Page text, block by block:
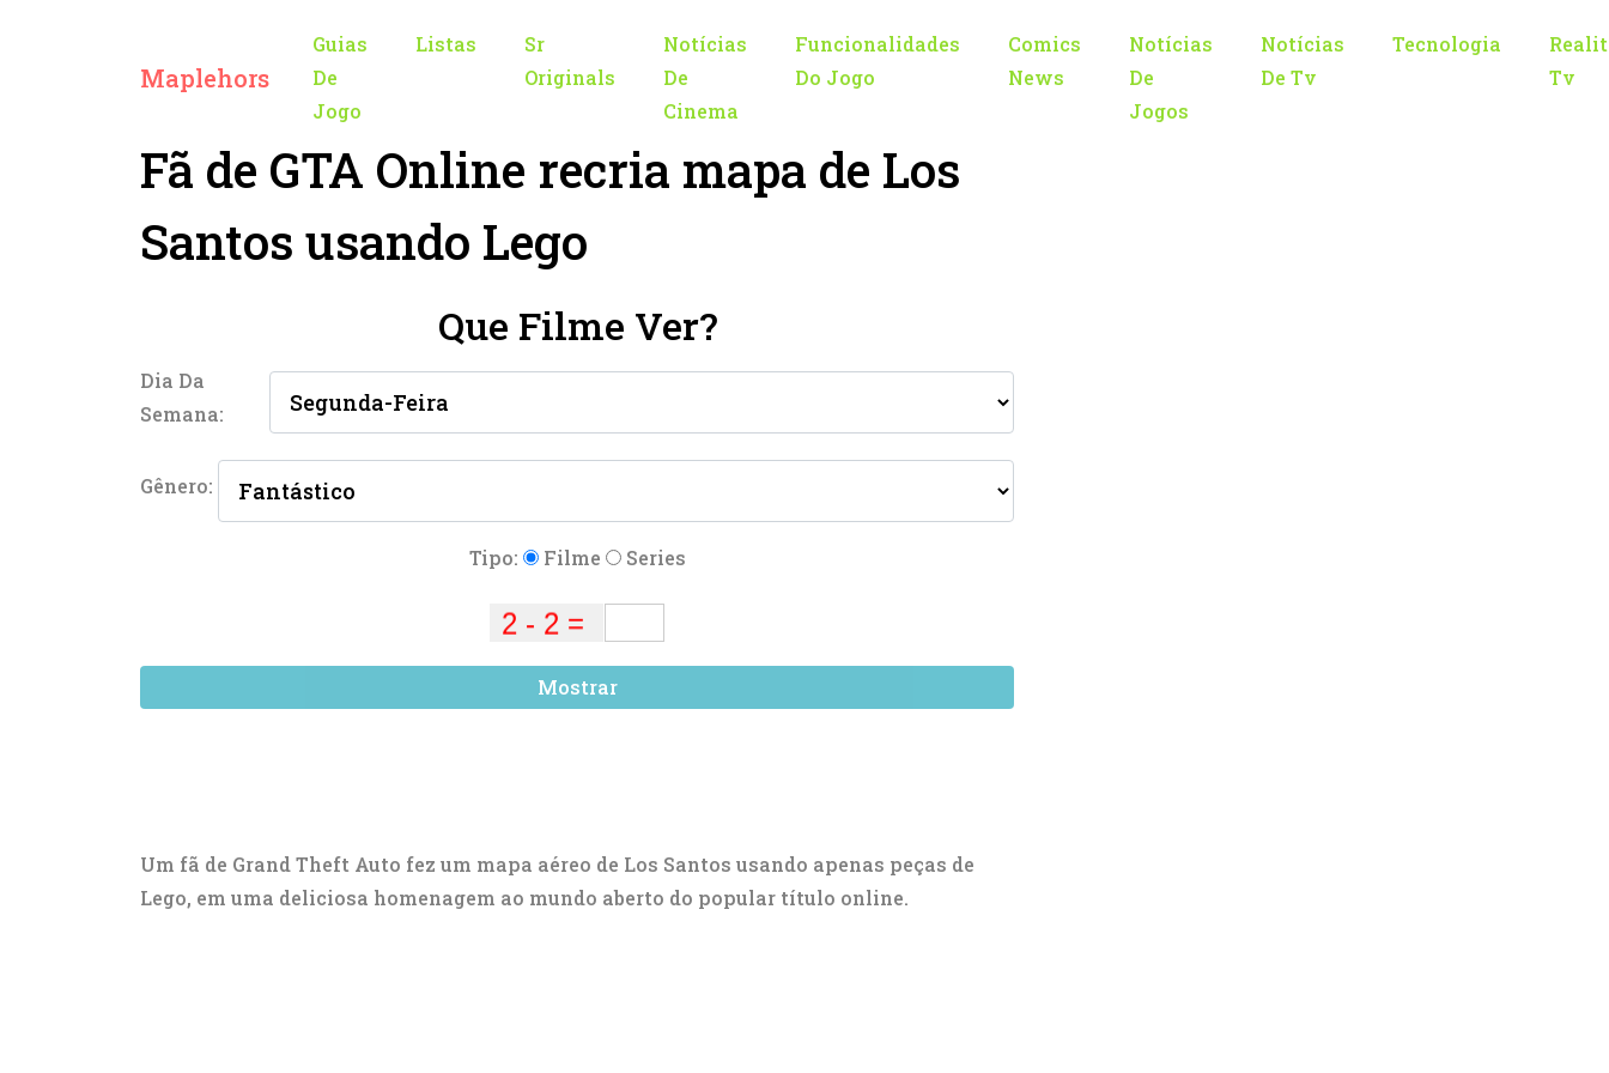
Maplehors
Guias
De
Jogo
Listas
Sr
Originals
Notícias
De
Cinema
Funcionalidades
Do Jogo
Comics
News
Notícias
De
Jogos
Notícias
De Tv
Tecnologia
Tv
Fã de GTA Online recria mapa de Los
Santos usando Lego
Que Filme Ver?
Dia Da
Semana:
Gênero:
Tipo: Filme Series
Mostrar
Um fã de Grand Theft Auto fez um mapa aéreo de Los Santos usando apenas peças de
Lego, em uma deliciosa homenagem ao mundo aberto do popular título online.